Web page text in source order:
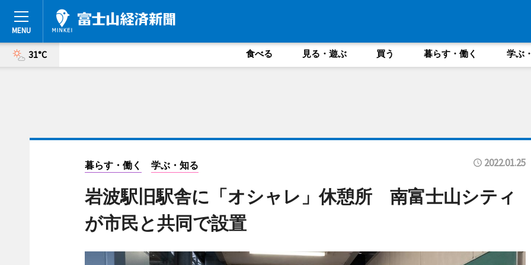
31°C 食べる 見る・遊ぶ 買う 暮らす・働く 学ぶ
暮らす・働く 学ぶ・知る 2022.01.25
岩波駅旧駅舎に「オシャレ」休憩所 南富士山シティ
が市民と共同で設置